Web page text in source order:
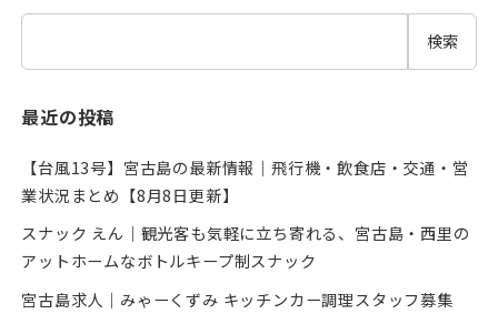
検索
最近の投稿
【台風13号】宮古島の最新情報｜飛行機・飲食店・交通・営
業状況まとめ【8月8日更新】
スナック えん｜観光客も気軽に立ち寄れる、宮古島・西里の
アットホームなボトルキープ制スナック
宮古島求人｜みゃーくずみ キッチンカー調理スタッフ募集